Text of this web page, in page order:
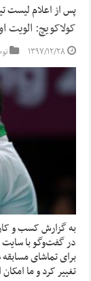
پس از اعلام لیست
کولاکویچ: الویت
۱۳۹۷/۱۲/۲۸
به گزارش کسب و کار
در گفت‌وگو با سایت
برای تماشای
تغییر کرد و ما